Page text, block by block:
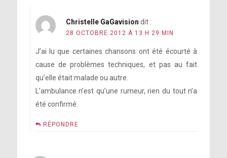
Christelle GaGavision dit :
28 OCTOBRE 2012 À 13 H 29 MIN
J’ai lu que certaines chansons ont été écourté à
cause de problèmes techniques, et pas au fait
qu’elle était malade ou autre.
L’ambulance n’est qu’une rumeur, rien du tout n’a
été confirmé.
RÉPONDRE